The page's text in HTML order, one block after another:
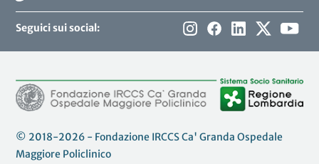
Seguici sui social:
© 2018-2026 - Fondazione IRCCS Ca' Granda Ospedale
Maggiore Policlinico